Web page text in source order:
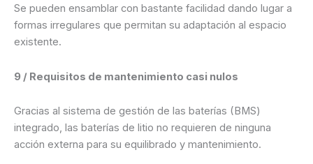
Se pueden ensamblar con bastante facilidad dando lugar a
formas irregulares que permitan su adaptación al espacio
existente.
9 / Requisitos de mantenimiento casi nulos
Gracias al sistema de gestión de las baterías (BMS)
integrado, las baterías de litio no requieren de ninguna
acción externa para su equilibrado y mantenimiento.